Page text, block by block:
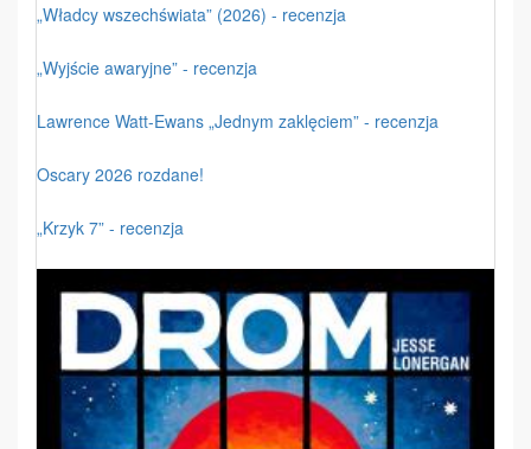
„Władcy wszechświata” (2026) - recenzja
„Wyjście awaryjne” - recenzja
Lawrence Watt-Ewans „Jednym zaklęciem” - recenzja
Oscary 2026 rozdane!
„Krzyk 7” - recenzja